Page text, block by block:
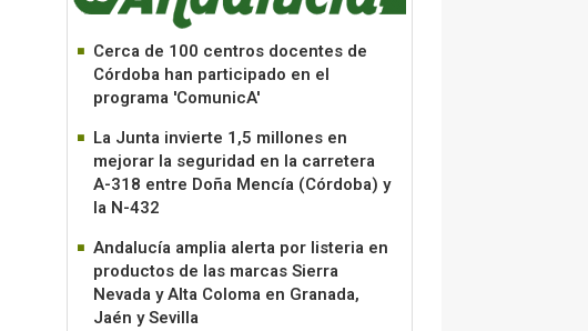
Cerca de 100 centros docentes de
Córdoba han participado en el
programa 'ComunicA'
La Junta invierte 1,5 millones en
mejorar la seguridad en la carretera
A-318 entre Doña Mencía (Córdoba) y
la N-432
Andalucía amplia alerta por listeria en
productos de las marcas Sierra
Nevada y Alta Coloma en Granada,
Jaén y Sevilla